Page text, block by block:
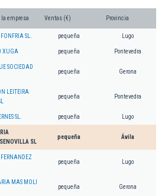
la empresa Ventas (€) Provincia
SL. pequeña Lugo
XUGA pequeña Pontevedra
SOCIEDAD
pequeña Gerona
LEITEIRA
pequeña Pontevedra
SL. pequeña Lugo
SL
pequeña Ávila
pequeña Lugo
MAS MOLI
pequeña Gerona